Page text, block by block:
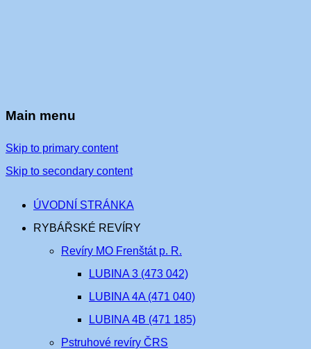
Main menu
Skip to primary content
Skip to secondary content
ÚVODNÍ STRÁNKA
RYBÁŘSKÉ REVÍRY
Revíry MO Frenštát p. R.
LUBINA 3 (473 042)
LUBINA 4A (471 040)
LUBINA 4B (471 185)
Pstruhové revíry ČRS